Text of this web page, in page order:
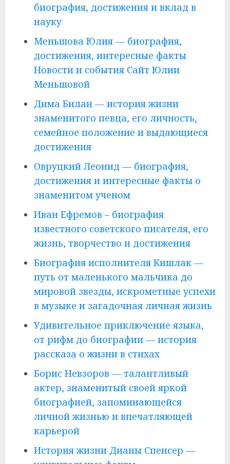
биография, достижения и вклад в
науку
Меньшова Юлия — биография,
достижения, интересные факты
Новости и события Сайт Юлии
Меньшовой
Дима Билан — история жизни
знаменитого певца, его личность,
семейное положение и выдающиеся
достижения
Овруцкий Леонид — биография,
достижения и интересные факты о
знаменитом ученом
Иван Ефремов – биография
известного советского писателя, его
жизнь, творчество и достижения
Биография исполнителя Кишлак —
путь от маленького мальчика до
мировой звезды, искрометные успехи
в музыке и загадочная личная жизнь
Удивительное приключение языка,
от рифм до биографии — история
рассказа о жизни в стихах
Борис Невзоров — талантливый
актер, знаменитый своей яркой
биографией, запоминающейся
личной жизнью и впечатляющей
карьерой
История жизни Дианы Спенсер —